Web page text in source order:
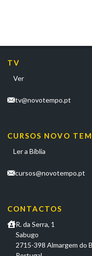
TV
Ver
tv@novotempo.pt
CURSOS NOVO
Ler a Bíblia
cursos@novotempo.pt
CONTACTOS
R. da Serra, 1
Sabugo
2715-398 Almargem do